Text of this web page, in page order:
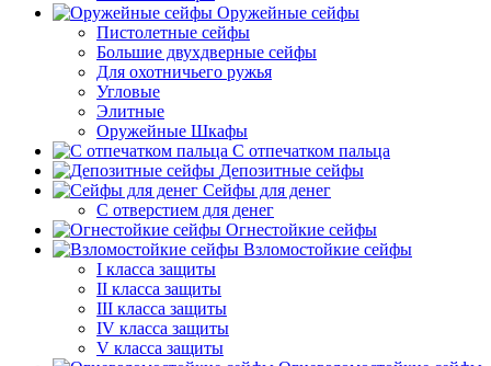
Оружейные сейфы
Пистолетные сейфы
Большие двухдверные сейфы
Для охотничьего ружья
Угловые
Элитные
Оружейные Шкафы
С отпечатком пальца
Депозитные сейфы
Сейфы для денег
С отверстием для денег
Огнестойкие сейфы
Взломостойкие сейфы
I класса защиты
II класса защиты
III класса защиты
IV класса защиты
V класса защиты